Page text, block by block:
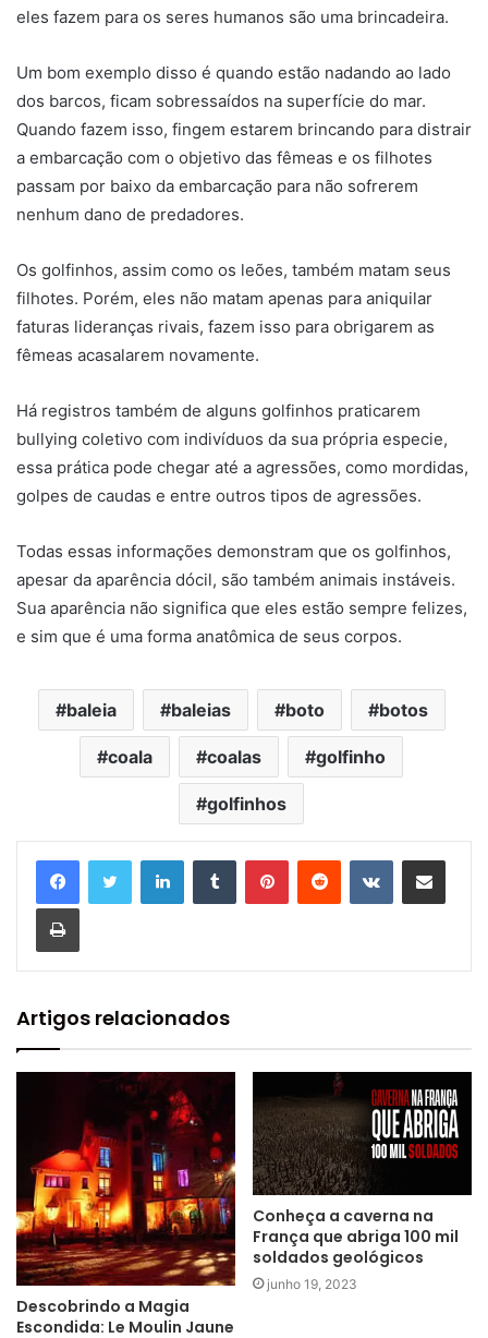
eles fazem para os seres humanos são uma brincadeira.
Um bom exemplo disso é quando estão nadando ao lado
dos barcos, ficam sobressaídos na superfície do mar.
Quando fazem isso, fingem estarem brincando para distrair
a embarcação com o objetivo das fêmeas e os filhotes
passam por baixo da embarcação para não sofrerem
nenhum dano de predadores.
Os golfinhos, assim como os leões, também matam seus
filhotes. Porém, eles não matam apenas para aniquilar
faturas lideranças rivais, fazem isso para obrigarem as
fêmeas acasalarem novamente.
Há registros também de alguns golfinhos praticarem
bullying coletivo com indivíduos da sua própria especie,
essa prática pode chegar até a agressões, como mordidas,
golpes de caudas e entre outros tipos de agressões.
Todas essas informações demonstram que os golfinhos,
apesar da aparência dócil, são também animais instáveis.
Sua aparência não significa que eles estão sempre felizes,
e sim que é uma forma anatômica de seus corpos.
baleia baleias boto botos
coala coalas golfinho
golfinhos
Artigos relacionados
Descobrindo a Magia
Escondida: Le Moulin Jaune
Conheça a caverna na
França que abriga 100 mil
soldados geológicos
junho 19, 2023